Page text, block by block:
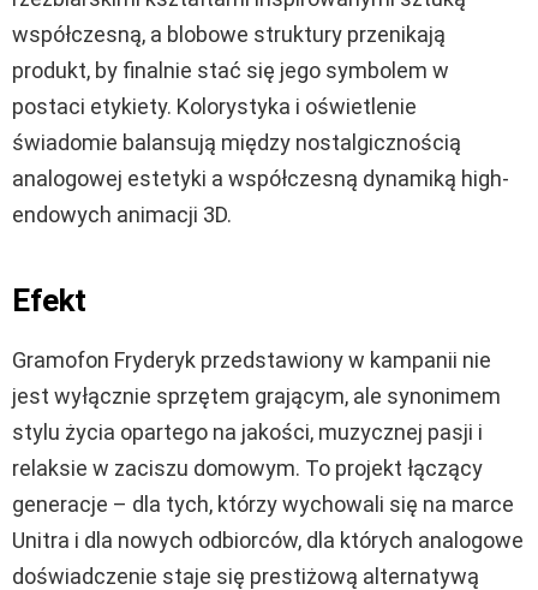
współczesną, a blobowe struktury przenikają
produkt, by finalnie stać się jego symbolem w
postaci etykiety. Kolorystyka i oświetlenie
świadomie balansują między nostalgicznością
analogowej estetyki a współczesną dynamiką high-
endowych animacji 3D.
Efekt
Gramofon Fryderyk przedstawiony w kampanii nie
jest wyłącznie sprzętem grającym, ale synonimem
stylu życia opartego na jakości, muzycznej pasji i
relaksie w zaciszu domowym. To projekt łączący
generacje – dla tych, którzy wychowali się na marce
Unitra i dla nowych odbiorców, dla których analogowe
doświadczenie staje się prestiżową alternatywą